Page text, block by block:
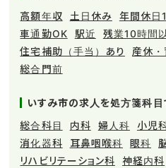
高額年収
土日休み 年間休日
車通勤OK
駅近 残業10時間
住宅補助（手当）あり
産休
総合門前
いすみ市の求人を処方箋科目
総合科目
内科 婦人科 小児
消化器科
耳鼻咽喉科 眼科
リハビリテーション科
神経内科